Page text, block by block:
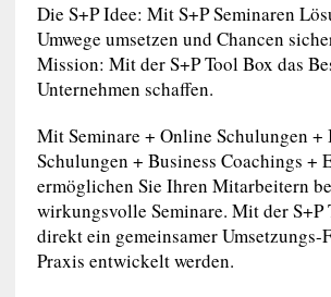
Die S+P Idee: Mit S+P Seminaren
Umwege umsetzen und Chancen
Mission: Mit der S+P Tool Box das
Unternehmen schaffen.
Mit Seminare + Online Schulungen +
Schulungen + Business Coachings +
ermöglichen Sie Ihren Mitarbeitern
wirkungsvolle Seminare. Mit der S+P
direkt ein gemeinsamer Umsetzungs-
Praxis entwickelt werden.